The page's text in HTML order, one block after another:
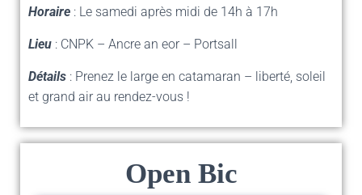
Horaire : Le samedi après midi de 14h à 17h
Lieu : CNPK – Ancre an eor – Portsall
Détails : Prenez le large en catamaran – liberté, soleil
et grand air au rendez-vous !
Open Bic